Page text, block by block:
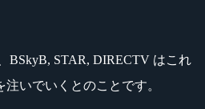
BSkyB, STAR, DIRECTV はこれ
いでいくとのことです。